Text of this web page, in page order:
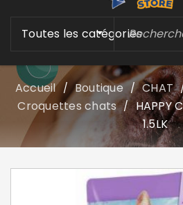
Toutes les catégories
Accueil / Boutique / CHAT
Croquettes chats / HAPPY
1.5LK